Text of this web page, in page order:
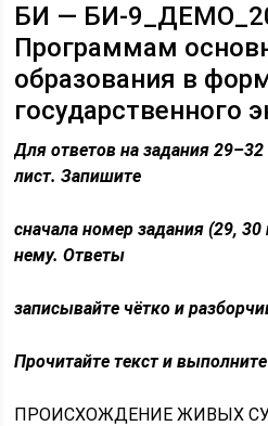
БИ — БИ-
Программам
образования в
государственного
Для ответов на задания
лист. Запишите
сначала номер задания (29, 30
нему. Ответы
записывайте чётко и
Прочитайте текст и
ПРОИСХОЖДЕНИЕ ЖИВЫХ